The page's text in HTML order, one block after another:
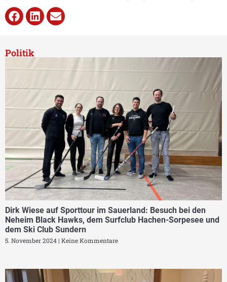
Politik
Dirk Wiese auf Sporttour im Sauerland: Besuch bei den
Neheim Black Hawks, dem Surfclub Hachen-Sorpesee und
dem Ski Club Sundern
5. November 2024 Keine Kommentare